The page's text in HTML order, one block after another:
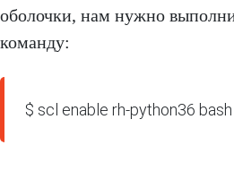
оболочки, нам нужно
команду:
$ scl enable rh-python36 bash